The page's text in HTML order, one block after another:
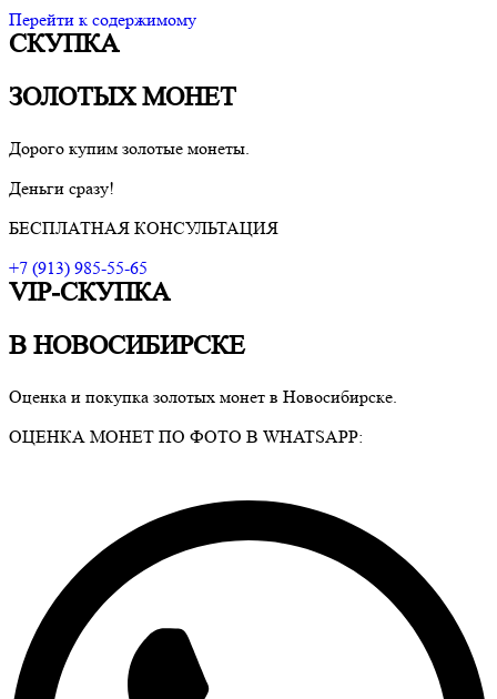
Перейти к содержимому
VIP-скупка в Новосибирске
Скупка в Новосибирске, продать ювелирные украшения
Новосибирск, скупка швейцарских часов в Новосибирске
СКУПКА
ЗОЛОТЫХ МОНЕТ
Дорого купим золотые монеты.
Деньги сразу!
БЕСПЛАТНАЯ КОНСУЛЬТАЦИЯ
+7 (913) 985-55-65
VIP-СКУПКА
В НОВОСИБИРСКЕ
Оценка и покупка золотых монет в Новосибирске.
ОЦЕНКА МОНЕТ ПО ФОТО В WHATSAPP: